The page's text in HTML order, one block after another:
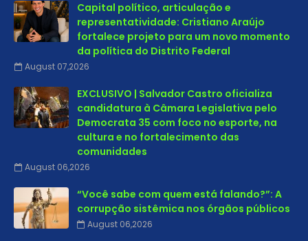
Capital político, articulação e
representatividade: Cristiano Araújo
fortalece projeto para um novo momento
da política do Distrito Federal
August 07,2026
EXCLUSIVO | Salvador Castro oficializa
candidatura à Câmara Legislativa pelo
Democrata 35 com foco no esporte, na
cultura e no fortalecimento das
comunidades
August 06,2026
“Você sabe com quem está falando?”: A
corrupção sistêmica nos órgãos públicos
August 06,2026